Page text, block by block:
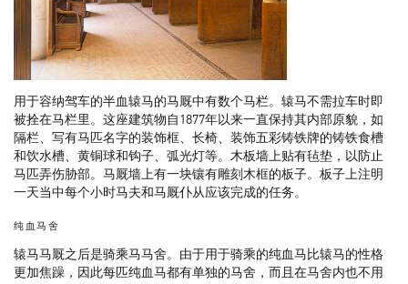
用于容纳驾车的半血辕马的马厩中有数个马栏。辕马不需拉车时即
被拴在马栏里。这座建筑物自1877年以来一直保持其内部原貌，如
隔栏、写有马匹名字的装饰框、长椅、装饰五彩铸铁牌的铸铁食槽
和饮水槽、黄铜球和钩子、弧光灯等。木板墙上贴有毡垫，以防止
马匹弄伤胁部。马厩墙上有一块镶有雕刻木框的板子。板子上注明
一天当中每个小时马夫和马厩仆从应该完成的任务。
纯血马舍
辕马马厩之后是骑乘马马舍。由于用于骑乘的纯血马比辕马的性格
更加焦躁，因此每匹纯血马都有单独的马舍，而且在马舍内也不用